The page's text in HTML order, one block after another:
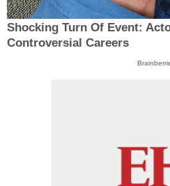
Shocking Turn Of Event:
Controversial Careers